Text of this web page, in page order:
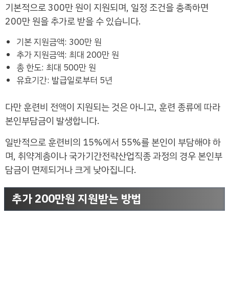
기본적으로 300만 원이 지원되며, 일정 조건을 충족하면
200만 원을 추가로 받을 수 있습니다.
기본 지원금액: 300만 원
추가 지원금액: 최대 200만 원
총 한도: 최대 500만 원
유효기간: 발급일로부터 5년
다만 훈련비 전액이 지원되는 것은 아니고, 훈련 종류에 따라
본인부담금이 발생합니다.
일반적으로 훈련비의 15%에서 55%를 본인이 부담해야 하
며, 취약계층이나 국가기간전략산업직종 과정의 경우 본인부
담금이 면제되거나 크게 낮아집니다.
추가 200만원 지원받는 방법